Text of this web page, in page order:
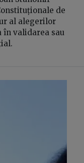
de
al alegerilor
în validarea sau